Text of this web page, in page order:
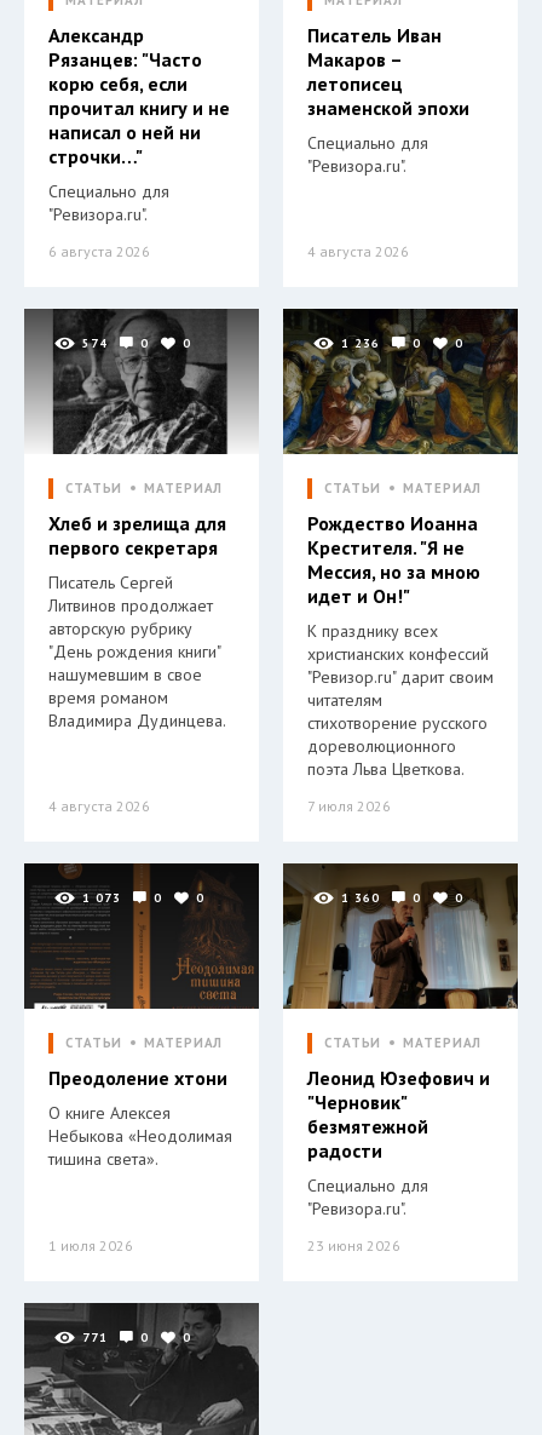
Александр
Рязанцев: "Часто
корю себя, если
прочитал книгу и не
написал о ней ни
строчки…"
Специально для
"Ревизора.ru".
6 августа 2026
Писатель Иван
Макаров –
летописец
знаменской эпохи
Специально для
"Ревизора.ru".
4 августа 2026
574 0 0
СТАТЬИ МАТЕРИАЛ
Хлеб и зрелища для
первого секретаря
Писатель Сергей
Литвинов продолжает
авторскую рубрику
"День рождения книги"
нашумевшим в свое
время романом
Владимира Дудинцева.
4 августа 2026
1 236 0 0
СТАТЬИ МАТЕРИАЛ
Рождество Иоанна
Крестителя. "Я не
Мессия, но за мною
идет и Он!"
К празднику всех
христианских конфессий
"Ревизор.ru" дарит своим
читателям
стихотворение русского
дореволюционного
поэта Льва Цветкова.
7 июля 2026
1 073 0 0
СТАТЬИ МАТЕРИАЛ
Преодоление хтони
О книге Алексея
Небыкова «Неодолимая
тишина света».
1 июля 2026
1 360 0 0
СТАТЬИ МАТЕРИАЛ
Леонид Юзефович и
"Черновик"
безмятежной
радости
Специально для
"Ревизора.ru".
23 июня 2026
771 0 0